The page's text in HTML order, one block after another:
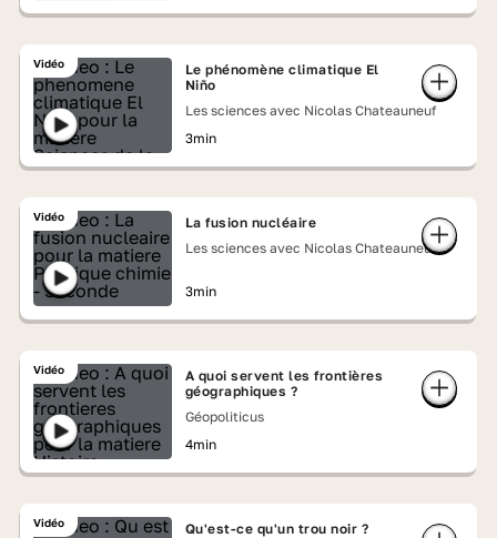
Vidéo
Le phénomène climatique El
Niño
Les sciences avec Nicolas Chateauneuf
3min
Vidéo
La fusion nucléaire
Les sciences avec Nicolas Chateauneuf
3min
Vidéo
A quoi servent les frontières
géographiques ?
Géopoliticus
4min
Vidéo
Qu'est-ce qu'un trou noir ?